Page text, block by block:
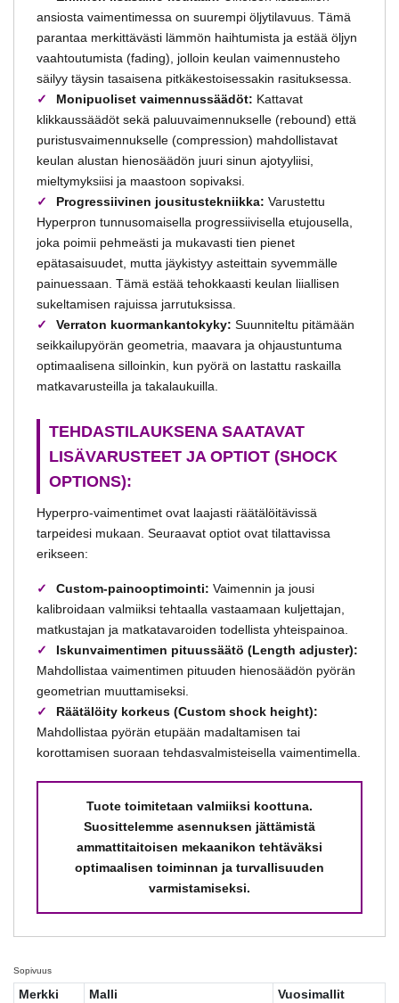
ansiosta vaimentimessa on suurempi öljytilavuus. Tämä
parantaa merkittävästi lämmön haihtumista ja estää öljyn
vaahtoutumista (fading), jolloin keulan vaimennusteho
säilyy täysin tasaisena pitkäkestoisessakin rasituksessa.
Monipuoliset vaimennussäädöt: Kattavat
klikkaussäädöt sekä paluuvaimennukselle (rebound) että
puristusvaimennukselle (compression) mahdollistavat
keulan alustan hienosäädön juuri sinun ajotyyliisi,
mieltymyksiisi ja maastoon sopivaksi.
Progressiivinen jousitustekniikka: Varustettu
Hyperpron tunnusomaisella progressiivisella etujousella,
joka poimii pehmeästi ja mukavasti tien pienet
epätasaisuudet, mutta jäykistyy asteittain syvemmälle
painuessaan. Tämä estää tehokkaasti keulan liiallisen
sukeltamisen rajuissa jarrutuksissa.
Verraton kuormankantokyky: Suunniteltu pitämään
seikkailupyörän geometria, maavara ja ohjaustuntuma
optimaalisena silloinkin, kun pyörä on lastattu raskailla
matkavarusteilla ja takalaukuilla.
TEHDASTILAUKSENA SAATAVAT
LISÄVARUSTEET JA OPTIOT (SHOCK
OPTIONS):
Hyperpro-vaimentimet ovat laajasti räätälöitävissä
tarpeidesi mukaan. Seuraavat optiot ovat tilattavissa
erikseen:
Custom-painooptimointi: Vaimennin ja jousi
kalibroidaan valmiiksi tehtaalla vastaamaan kuljettajan,
matkustajan ja matkatavaroiden todellista yhteispainoa.
Iskunvaimentimen pituussäätö (Length adjuster):
Mahdollistaa vaimentimen pituuden hienosäädön pyörän
geometrian muuttamiseksi.
Räätälöity korkeus (Custom shock height):
Mahdollistaa pyörän etupään madaltamisen tai
korottamisen suoraan tehdasvalmisteisella vaimentimella.
Tuote toimitetaan valmiiksi koottuna.
Suosittelemme asennuksen jättämistä
ammattitaitoisen mekaanikon tehtäväksi
optimaalisen toiminnan ja turvallisuuden
varmistamiseksi.
Sopivuus
Merkki Malli
Vuosimallit